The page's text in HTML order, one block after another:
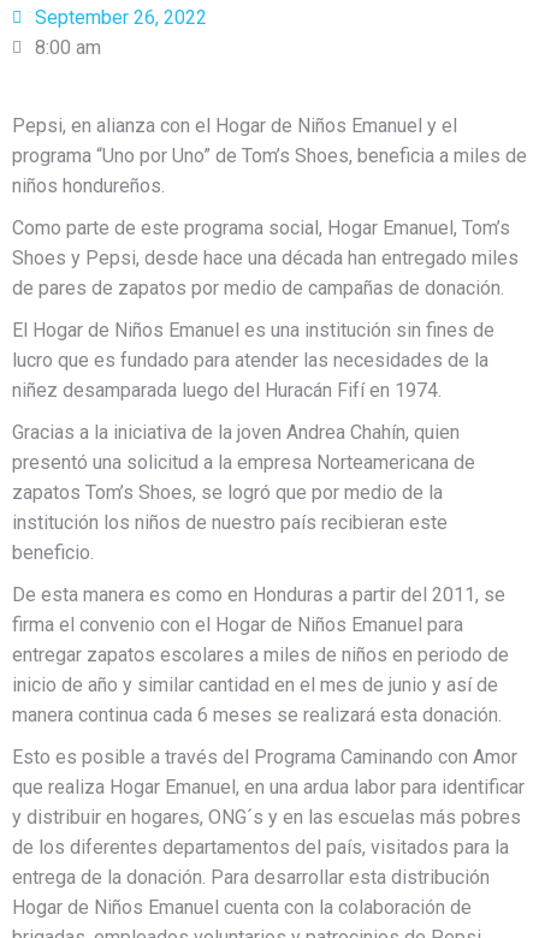
September 26, 2022
8:00 am
Pepsi, en alianza con el Hogar de Niños Emanuel y el
programa “Uno por Uno” de Tom’s Shoes, beneficia a miles de
niños hondureños.
Como parte de este programa social, Hogar Emanuel, Tom’s
Shoes y Pepsi, desde hace una década han entregado miles
de pares de zapatos por medio de campañas de donación.
El Hogar de Niños Emanuel es una institución sin fines de
lucro que es fundado para atender las necesidades de la
niñez desamparada luego del Huracán Fifí en 1974.
Gracias a la iniciativa de la joven Andrea Chahín, quien
presentó una solicitud a la empresa Norteamericana de
zapatos Tom’s Shoes, se logró que por medio de la
institución los niños de nuestro país recibieran este
beneficio.
De esta manera es como en Honduras a partir del 2011, se
firma el convenio con el Hogar de Niños Emanuel para
entregar zapatos escolares a miles de niños en periodo de
inicio de año y similar cantidad en el mes de junio y así de
manera continua cada 6 meses se realizará esta donación.
Esto es posible a través del Programa Caminando con Amor
que realiza Hogar Emanuel, en una ardua labor para identificar
y distribuir en hogares, ONG´s y en las escuelas más pobres
de los diferentes departamentos del país, visitados para la
entrega de la donación. Para desarrollar esta distribución
Hogar de Niños Emanuel cuenta con la colaboración de